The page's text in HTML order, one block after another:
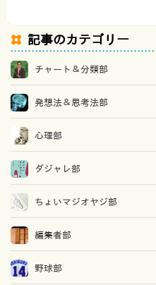
記事のカテゴリー
チャート＆分類部
発想法＆思考法部
心理部
ダジャレ部
ちょいマジオヤジ部
編集者部
野球部